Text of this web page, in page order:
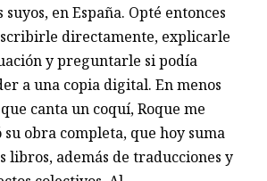
suyos, en España. Opté entonces
directamente, explicarle
y preguntarle si podía
a una copia digital. En menos
canta un coquí, Roque me
su obra completa, que hoy suma
libros, además de traducciones y